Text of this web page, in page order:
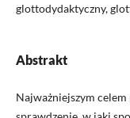
glottodydaktyczny,
Abstrakt
Najważniejszym